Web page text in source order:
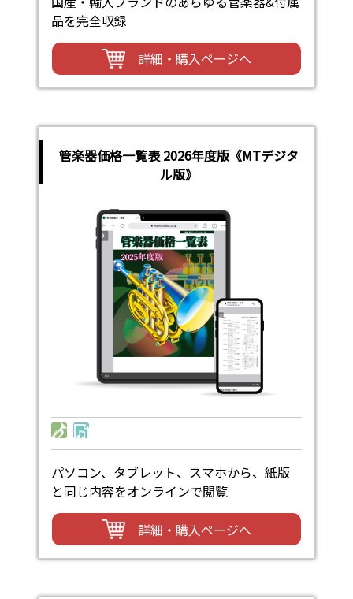
品を完全収録
詳細・購入ページへ
管楽器価格一覧表 2026年度版《MTデジタ
ル版》
パソコン、タブレット、スマホから、紙版
と同じ内容をオンラインで閲覧
詳細・購入ページへ